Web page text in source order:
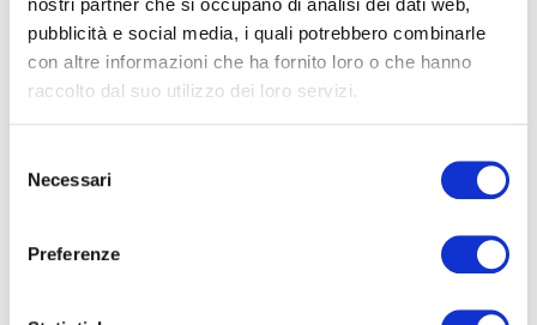
pubblicità e social media, i quali potrebbero combinarle
con altre informazioni che ha fornito loro o che hanno
raccolto dal suo utilizzo dei loro servizi.
delNecessari
Preferenze